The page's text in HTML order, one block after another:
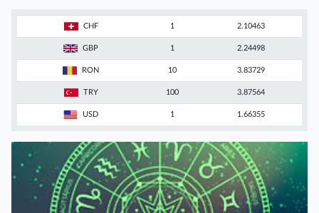
CHF 1 2.10463
GBP 1 2.24498
RON 10 3.83729
TRY 100 3.87564
USD 1 1.66355